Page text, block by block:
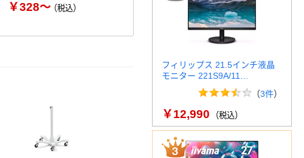
￥328～（税込） ￥149～（税込）
フィリップス 21.5インチ液晶
モニター 221S9A/11…
（3件）
￥12,990 （税込）